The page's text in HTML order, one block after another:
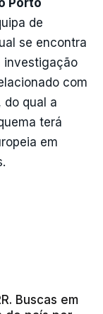
de
se encontra
investigação
com
do qual a
terá
em
Buscas em